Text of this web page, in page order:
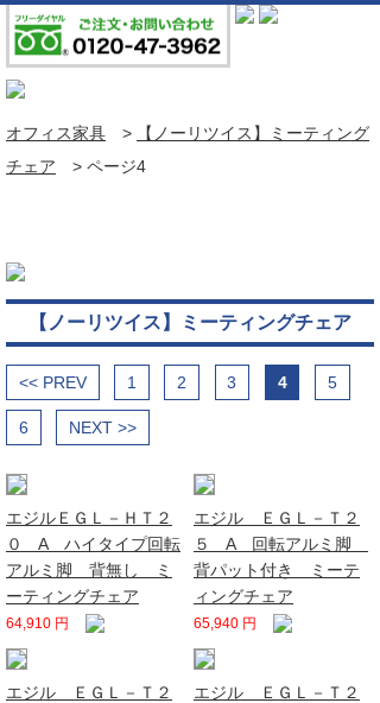
オフィス家具 >
【ノーリツイス】ミーティング
チェア > ページ4
【ノーリツイス】ミーティングチェア
<< PREV 1 2 3 4 5
6 NEXT >>
エジルＥＧＬ－ＨＴ２
０ A ハイタイプ回転
アルミ脚 背無し ミ
ーティングチェア
64,910 円
エジル ＥＧＬ－Ｔ２
５ A 回転アルミ脚
背パット付き ミーテ
ィングチェア
65,940 円
エジル ＥＧＬ－Ｔ２
エジル ＥＧＬ－Ｔ２